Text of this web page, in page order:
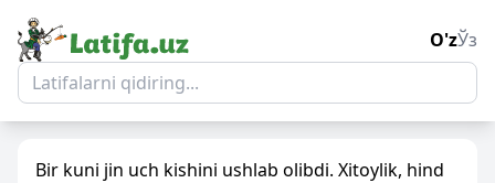
O'zЎз
Bir kuni jin uch kishini ushlab olibdi. Xitoylik, hind